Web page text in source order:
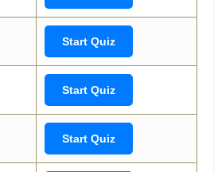
Start Quiz
Start Quiz
Start Quiz